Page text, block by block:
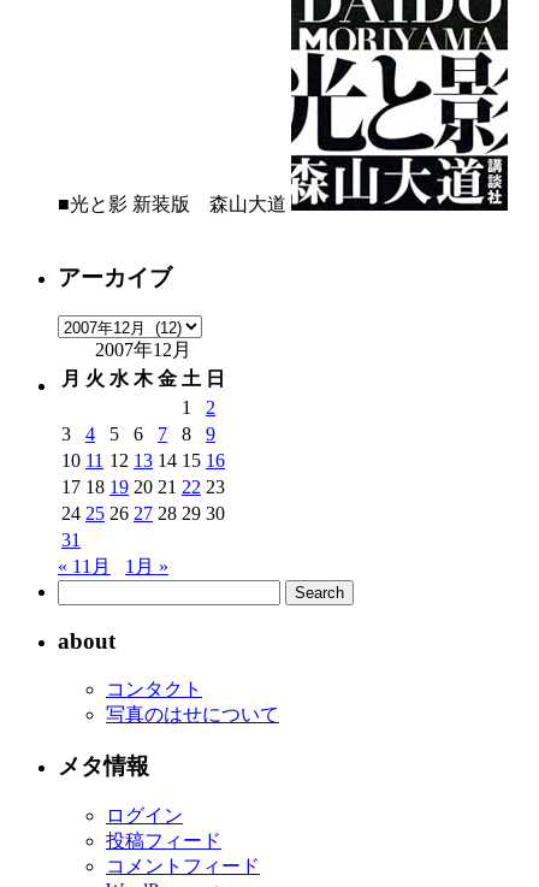
■光と影 新装版 森山大道
アーカイブ
ア
カ
ブ
2007年12月
月 火 水 木 金 土 日
1
2
3
4 5 6 7 8
9
10 11 12 13 14 15 16
17 18 19 20 21 22 23
24 25 26 27 28 29 30
31
« 11月
1月 »
about
コンタクト
写真のはせについて
メタ情報
ログイン
投稿フィード
コメントフィード